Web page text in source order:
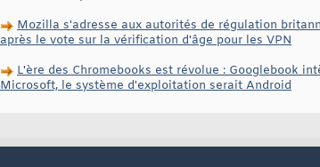
Mozilla s'adresse aux autorités de régulation
après le vote sur la vérification d'âge pour les VPN
L'ère des Chromebooks est révolue : Googlebook
Microsoft, le système d'exploitation serait Android